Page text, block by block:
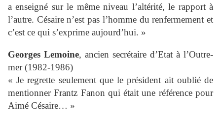
a enseigné sur le même niveau l’altérité, le rapport à
l’autre. Césaire n’est pas l’homme du renfermement et
c’est ce qui s’exprime aujourd’hui. »
Georges Lemoine, ancien secrétaire d’Etat à l’Outre-
mer (1982-1986)
« Je regrette seulement que le président ait oublié de
mentionner Frantz Fanon qui était une référence pour
Aimé Césaire… »